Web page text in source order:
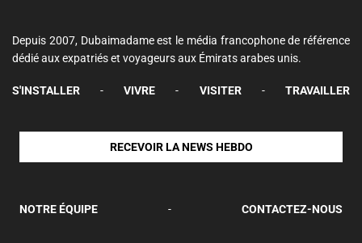
Depuis 2007, Dubaimadame est le média francophone de référence
dédié aux expatriés et voyageurs aux Émirats arabes unis.
S'INSTALLER - VIVRE - VISITER - TRAVAILLER
RECEVOIR LA NEWS HEBDO
NOTRE ÉQUIPE - CONTACTEZ-NOUS